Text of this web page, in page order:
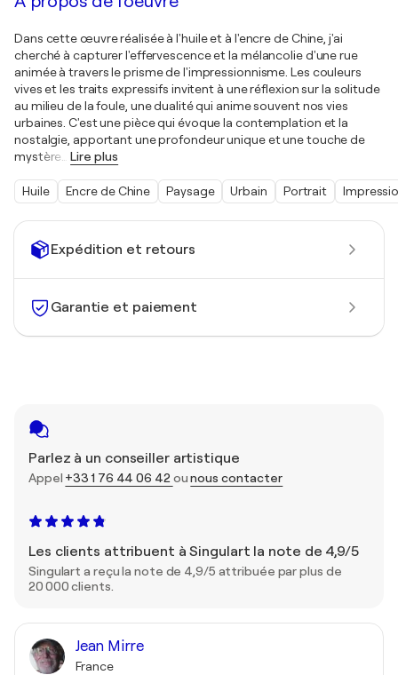
Expédition et retours
Garantie et paiement
Parlez à un conseiller artistique
Appel +33 1 76 44 06 42ounous contacter
Les clients attribuent à Singulart la note de 4,9/5
Singulart a reçu la note de 4,9/5 attribuée par plus de
20 000 clients.
Jean Mirre
France
Dans cette œuvre réalisée à l'huile et à l'encre de Chine, j'ai
cherché à capturer l'effervescence et la mélancolie d'une rue
animée à travers le prisme de l'impressionnisme. Les couleurs
vives et les traits expressifs invitent à une réflexion sur la solitude
au milieu de la foule, une dualité qui anime souvent nos vies
urbaines. C'est une pièce qui évoque la contemplation et la
nostalgie, apportant une profondeur unique et une touche de
mystère… Lire plus
Huile Encre de Chine Paysage Urbain Portrait